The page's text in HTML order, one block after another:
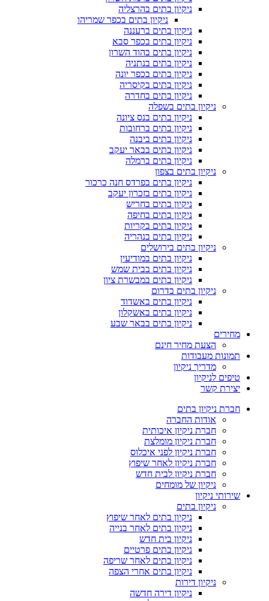
ניקיון בתים בהרצליה
ניקיון בתים בכפר שמריהו
ניקיון בתים ברעננה
ניקיון בתים בכפר סבא
ניקיון בתים בהוד השרון
ניקיון בתים בנתניה
ניקיון בתים בכפר יונה
ניקיון בתים בקיסריה
ניקיון בתים בחדרה
ניקיון בתים בשפלה
ניקיון בתים בנס ציונה
ניקיון בתים ברחובות
ניקיון בתים ביבנה
ניקיון בתים בבאר יעקב
ניקיון בתים ברמלה
ניקיון בתים בצפון
ניקיון בתים בפרדס חנה כרכור
ניקיון בתים בזכרון יעקב
ניקיון בתים בחריש
ניקיון בתים בחיפה
ניקיון בתים בקריות
ניקיון בתים בנהריה
ניקיון בתים בירושלים
ניקיון בתים במודיעין
ניקיון בתים בבית שמש
ניקיון בתים במבשרת ציון
ניקיון בתים בדרום
ניקיון בתים באשדוד
ניקיון בתים באשקלון
ניקיון בתים בבאר שבע
מחירים
הצעת מחיר חינם
תמונות מעבודות
מדריך ניקיון
טיפים לניקיון
יצירת קשר
חברת ניקיון בתים
אודות החברה
חברת ניקיון איכותית
חברת ניקיון מומלצת
חברת ניקיון לפני איכלוס
חברת ניקיון לאחר שיפוץ
חברת ניקיון לבית חדש
ניקיון של מומחים
שירותי ניקיון
ניקיון בתים
ניקיון בתים לאחר שיפוץ
ניקיון בתים לאחר בנייה
ניקיון בית חדש
ניקיון בתים פרטיים
ניקיון בתים לאחר שריפה
ניקיון בתים אחרי הצפה
ניקיון דירות
ניקיון דירה חדשה